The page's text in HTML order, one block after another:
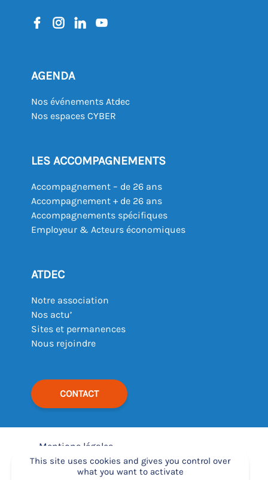
AGENDA
Nos événements Atdec
Nos espaces CYBER
LES ACCOMPAGNEMENTS
Accompagnement – de 26 ans
Accompagnement + de 26 ans
Accompagnements spécifiques
Employeur & Acteurs économiques
ATDEC
Notre association
Nos actu’
Sites et permanences
Nous rejoindre
CONTACT
Mentions légales
–
Déclaration d’accessibilité
This site uses cookies and gives you control over
what you want to activate